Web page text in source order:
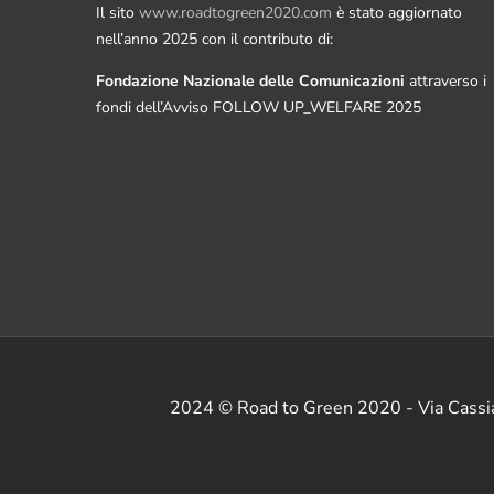
Il sito www.roadtogreen2020.com è stato aggiornato
nell’anno 2025 con il contributo di:
Fondazione Nazionale delle Comunicazioni attraverso i
fondi dell’Avviso FOLLOW UP_WELFARE 2025
2024 © Road to Green 2020 - Via